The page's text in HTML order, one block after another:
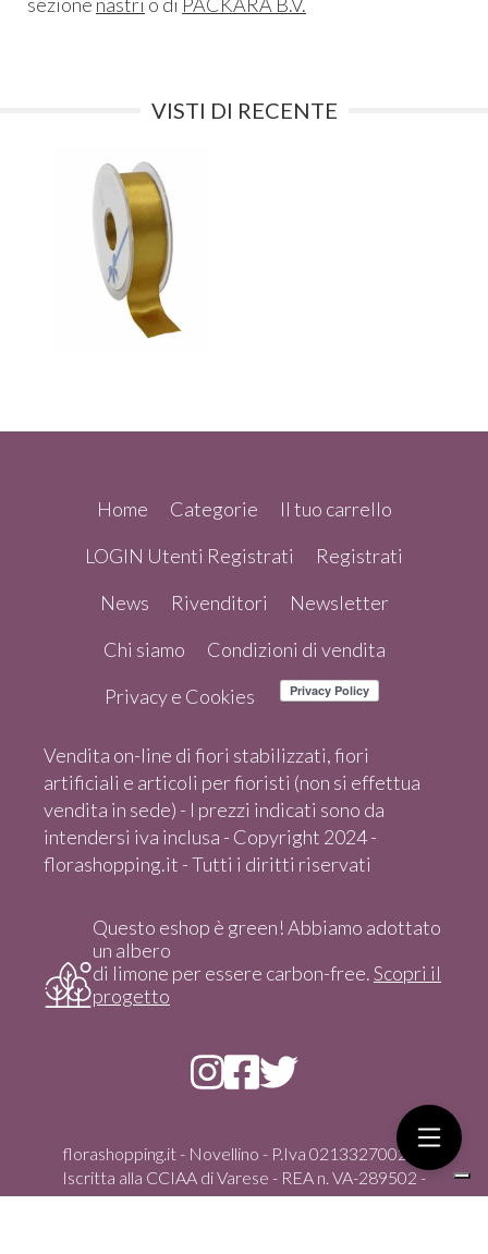
VISTI DI RECENTE
Home Categorie
Il tuo carrello
LOGIN Utenti Registrati
Registrati
News
Rivenditori
Newsletter
Chi siamo
Condizioni di vendita
Privacy e Cookies
Vendita on-line di fiori stabilizzati, fiori
artificiali e articoli per fioristi (non si effettua
vendita in sede) - I prezzi indicati sono da
intendersi iva inclusa - Copyright 2024 -
florashopping.it - Tutti i diritti riservati
Questo eshop è green! Abbiamo adottato
un albero
di limone per essere carbon-free.Scopri il
progetto
florashopping.it - Novellino - P.Iva 02133270021 -
Iscritta alla CCIAA di Varese - REA n. VA-289502 -
Copyright 2024 - Tutti i diritti riservati